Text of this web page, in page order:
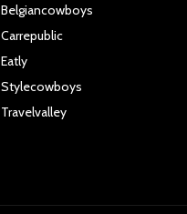
Belgiancowboys
Carrepublic
Eatly
Stylecowboys
Travelvalley